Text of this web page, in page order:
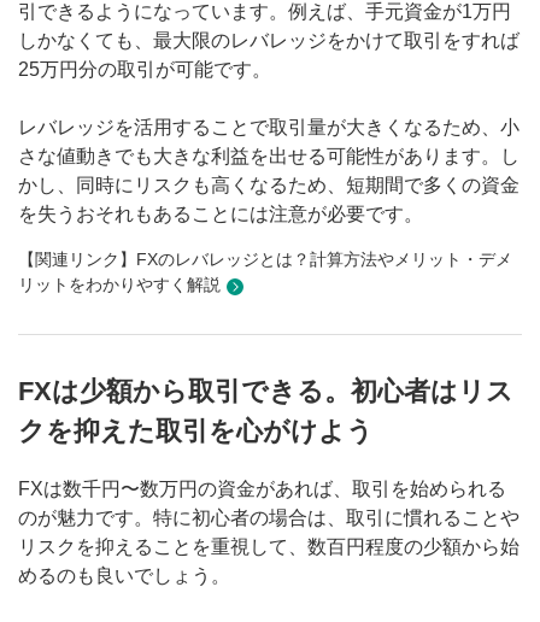
引できるようになっています。例えば、手元資金が1万円
しかなくても、最大限のレバレッジをかけて取引をすれば
25万円分の取引が可能です。
レバレッジを活用することで取引量が大きくなるため、小
さな値動きでも大きな利益を出せる可能性があります。し
かし、同時にリスクも高くなるため、短期間で多くの資金
を失うおそれもあることには注意が必要です。
【関連リンク】FXのレバレッジとは？計算方法やメリット・デメ
リットをわかりやすく解説
FXは少額から取引できる。初心者はリス
クを抑えた取引を心がけよう
FXは数千円〜数万円の資金があれば、取引を始められる
のが魅力です。特に初心者の場合は、取引に慣れることや
リスクを抑えることを重視して、数百円程度の少額から始
めるのも良いでしょう。